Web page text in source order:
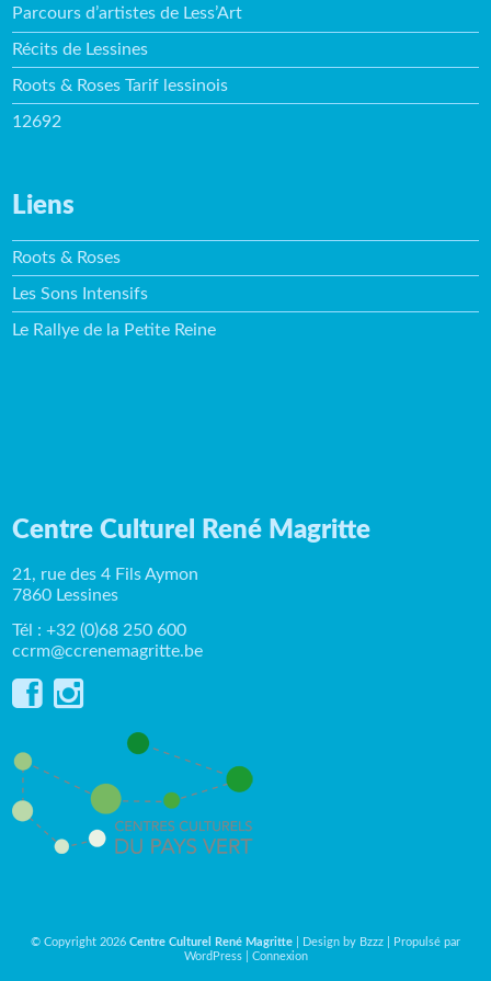
Parcours d’artistes de Less’Art
Récits de Lessines
Roots & Roses Tarif lessinois
12692
Liens
Roots & Roses
Les Sons Intensifs
Le Rallye de la Petite Reine
Centre Culturel René Magritte
21, rue des 4 Fils Aymon
7860 Lessines
Tél : +32 (0)68 250 600
ccrm@ccrenemagritte.be
© Copyright 2026 Centre Culturel René Magritte | Design by Bzzz | Propulsé par
WordPress| Connexion